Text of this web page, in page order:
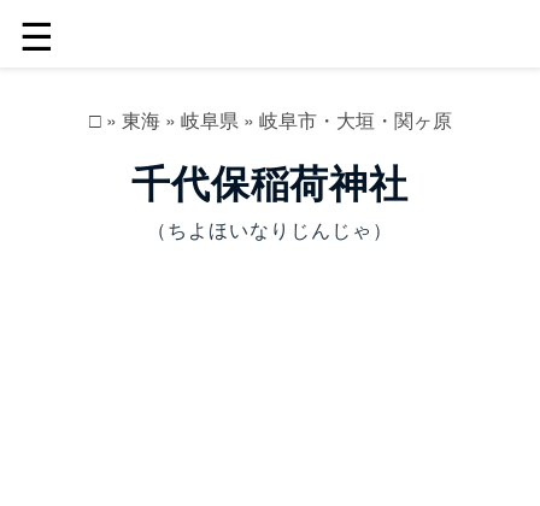
☰
□» 東海» 岐阜県» 岐阜市・大垣・関ヶ原
千代保稲荷神社
（ちよほいなりじんじゃ）